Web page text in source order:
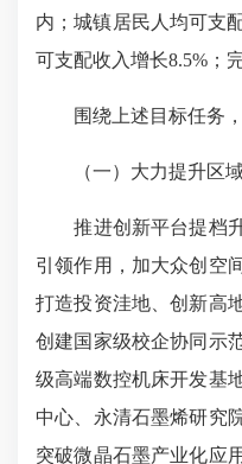
内；城镇居民人均可支
可支配收入增长8.5%；
围绕上述目标任务，
（一）大力提升区域
推进创新平台提档升
引领作用，加大众创空
打造投资洼地、创新高
创建国家级校企协同示
级高端数控机床开发基
中心、永清石墨烯研究
突破微晶石墨产业化应